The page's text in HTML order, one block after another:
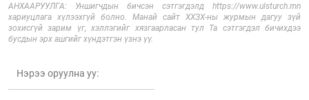
АНХААРУУЛГА: Уншигчдын бичсэн сэтгэгдэлд https://www.ulsturch.mn
хариуцлага хүлээхгүй болно. Манай сайт ХХЗХ-ны журмын дагуу зүй
зохисгүй зарим үг, хэллэгийг хязгаарласан тул Та сэтгэгдэл бичихдээ
бусдын эрх ашгийг хүндэтгэн үзнэ үү.